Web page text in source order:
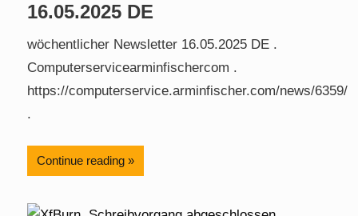
16.05.2025 DE
wöchentlicher Newsletter 16.05.2025 DE .
Computerservicearminfischercom .
https://computerservice.arminfischer.com/news/6359/
.
Continue reading